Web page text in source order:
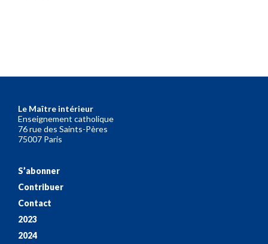
Le Maître intérieur
Enseignement catholique
76 rue des Saints-Pères
75007 Paris
S’abonner
Contribuer
Contact
2023
2024